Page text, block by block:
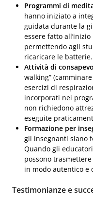
Programmi di
hanno iniziato a
guidata durante la
essere fatto
permettendo agli
ricaricare le batterie.
Attività di
walking”
esercizi di
incorporati nei
non richiedono
eseguite
Formazione per
gli insegnanti siano
Quando gli
possono
in modo autentico e
Testimonianze e